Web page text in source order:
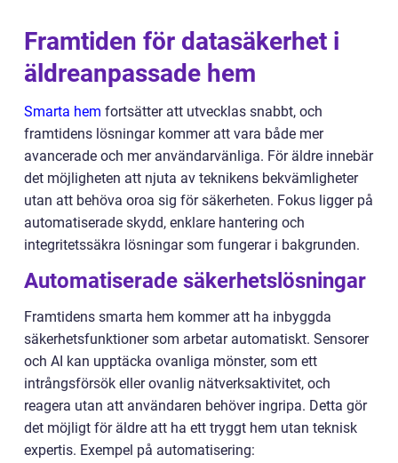
Framtiden för datasäkerhet i
äldreanpassade hem
Smarta hem fortsätter att utvecklas snabbt, och
framtidens lösningar kommer att vara både mer
avancerade och mer användarvänliga. För äldre innebär
det möjligheten att njuta av teknikens bekvämligheter
utan att behöva oroa sig för säkerheten. Fokus ligger på
automatiserade skydd, enklare hantering och
integritetssäkra lösningar som fungerar i bakgrunden.
Automatiserade säkerhetslösningar
Framtidens smarta hem kommer att ha inbyggda
säkerhetsfunktioner som arbetar automatiskt. Sensorer
och AI kan upptäcka ovanliga mönster, som ett
intrångsförsök eller ovanlig nätverksaktivitet, och
reagera utan att användaren behöver ingripa. Detta gör
det möjligt för äldre att ha ett tryggt hem utan teknisk
expertis. Exempel på automatisering: